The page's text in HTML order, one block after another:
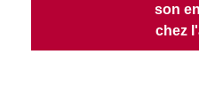
son
chez